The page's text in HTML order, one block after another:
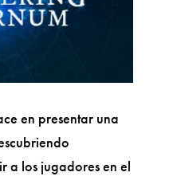
en presentar una
a los jugadores en el